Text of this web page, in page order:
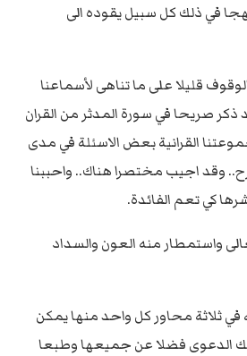
في ذلك كل سبيل يقوده الى
قليلا على ما تناهى لأسماعنا
ذكر صريحا في سورة المدثر من القران
القرانية بعض الاسئلة في مدى
وقد اجيب مختصرا هناك.. واحببنا
كي تعم الفائدة.
واستمطار منه العون والسداد
في ثلاثة محاور كل واحد منها يمكن
الدعوى فضلا عن جميعها وطبعا